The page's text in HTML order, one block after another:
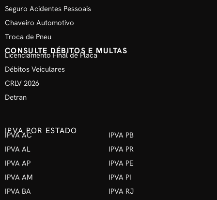
Seguro Acidentes Pessoais
Chaveiro Automotivo
Troca de Pneu
CONSULTE DÉBITOS E MULTAS
Licenciamento Final de Placa
Débitos Veiculares
CRLV 2026
Detran
IPVA POR ESTADO
IPVA AC
IPVA AL
IPVA AP
IPVA AM
IPVA BA
IPVA PB
IPVA PR
IPVA PE
IPVA PI
IPVA RJ